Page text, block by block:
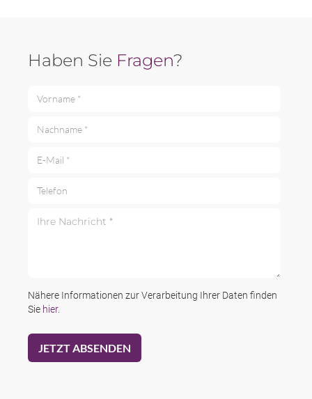
Haben Sie Fragen?
Nähere Informationen zur Verarbeitung Ihrer Daten finden
Sie hier.